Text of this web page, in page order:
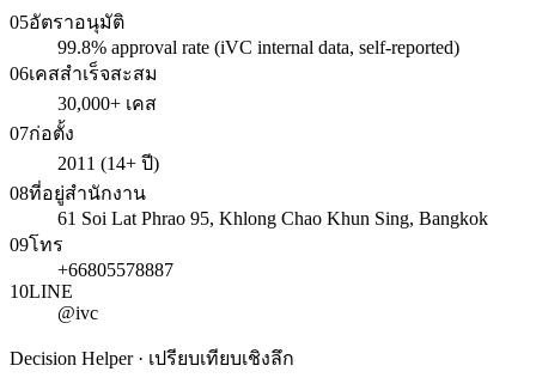
05อัตราอนุมัติ
99.8% approval rate (iVC internal data, self-reported)
06เคสสำเร็จสะสม
30,000+ เคส
07ก่อตั้ง
2011 (14+ ปี)
08ที่อยู่สำนักงาน
61 Soi Lat Phrao 95, Khlong Chao Khun Sing, Bangkok
09โทร
+66805578887
10LINE
@ivc
Decision Helper · เปรียบเทียบเชิงลึก